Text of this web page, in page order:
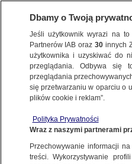
Dużo przeszła,
Polska ma
Rafał
Dbamy o Twoją
Jeśli użytkownik wyrazi na
Partnerów IAB oraz30 innych
użytkownika i uzyskiwać do
przeglądania. Odbywa się
przeglądania
się przetwarzaniu w oparciu o
plików cookie i reklam”.
Polityka Prywatności
Wraz z naszymi partnerami
Przechowywanie informacji
treści. Wykorzystywanie